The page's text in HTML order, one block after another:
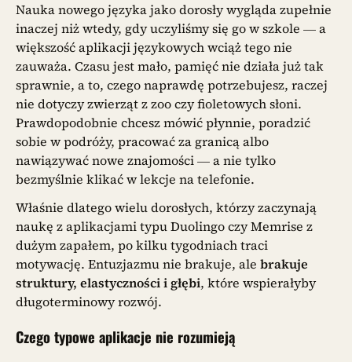
Nauka nowego języka jako dorosły wygląda zupełnie
inaczej niż wtedy, gdy uczyliśmy się go w szkole — a
większość aplikacji językowych wciąż tego nie
zauważa. Czasu jest mało, pamięć nie działa już tak
sprawnie, a to, czego naprawdę potrzebujesz, raczej
nie dotyczy zwierząt z zoo czy fioletowych słoni.
Prawdopodobnie chcesz mówić płynnie, poradzić
sobie w podróży, pracować za granicą albo
nawiązywać nowe znajomości — a nie tylko
bezmyślnie klikać w lekcje na telefonie.
Właśnie dlatego wielu dorosłych, którzy zaczynają
naukę z aplikacjami typu Duolingo czy Memrise z
dużym zapałem, po kilku tygodniach traci
motywację. Entuzjazmu nie brakuje, ale brakuje
struktury, elastyczności i głębi, które wspierałyby
długoterminowy rozwój.
Czego typowe aplikacje nie rozumieją